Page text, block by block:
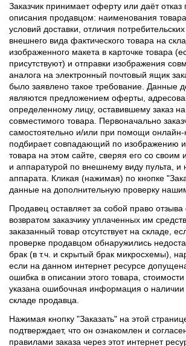
Заказчик принимает оферту или даёт отказ
описания продавцом: наименования
условий доставки, отличия
внешнего вида фактического товара на
изображенного макета в карточке товара
присутствуют) и отправки изображения
аналога на электронный почтовый ящик
было заявлено такое требование. Данные
являются предложением оферты,
определенному лицу, оставившему заказ
совместимого товара. Первоначально
самостоятельно и/или при помощи онлайн-
подбирает совпадающий по изображению
товара на этом сайте, сверяя его со своим
и аппаратурой по внешнему виду пульта,
аппарата. Кликая (нажимая) по кнопке
данные на дополнительную проверку
Продавец оставляет за собой право
возвратом заказчику уплаченных им
заказанный товар отсутствует на складе,
проверке продавцом обнаружились
брак (в т.ч. и скрытый брак микросхемы),
если на данном интернет ресурсе
ошибка в описании этого товара, стоимости
указана ошибочная информация о наличии
складе продавца.
Нажимая кнопку "Заказать" на этой
подтверждает, что он ознакомлен и
правилами заказа через этот интернет